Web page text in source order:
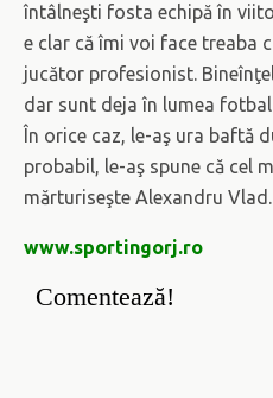
întâlneşti fosta echipă în
e clar că îmi voi face treaba
jucător profesionist.
dar sunt deja în lumea
În orice caz, le-aş ura baftă
probabil, le-aş spune că cel
mărturiseşte Alexandru Vlad.
www.sportingorj.ro
Comentează!